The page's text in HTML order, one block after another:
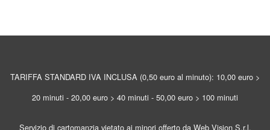
TARIFFA STANDARD IVA INCLUSA (0,50 euro al minuto): 10,00 euro >
20 minuti - 20,00 euro > 40 minuti - 50,00 euro > 100 minuti
Servizio di cartomanzia vietato ai minori offerto da Web Vision S.r.l.